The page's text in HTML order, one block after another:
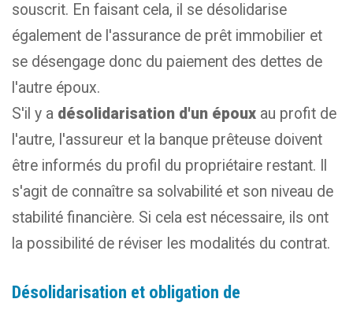
souscrit. En faisant cela, il se désolidarise
également de l'assurance de prêt immobilier et
se désengage donc du paiement des dettes de
l'autre époux.
S'il y a désolidarisation d'un époux au profit de
l'autre, l'assureur et la banque prêteuse doivent
être informés du profil du propriétaire restant. Il
s'agit de connaître sa solvabilité et son niveau de
stabilité financière. Si cela est nécessaire, ils ont
la possibilité de réviser les modalités du contrat.
Désolidarisation et obligation de